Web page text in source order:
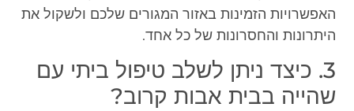
האפשרויות הזמינות באזור המגורים שלכם ולשקול את
היתרונות והחסרונות של כל אחד.
3. כיצד ניתן לשלב טיפול ביתי עם
שהייה בבית אבות קרוב?